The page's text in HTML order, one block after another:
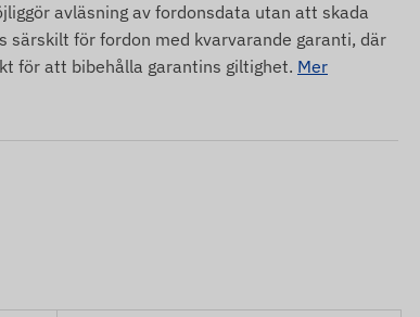
avläsning av fordonsdata utan att skada
särskilt för fordon med kvarvarande garanti, där
för att bibehålla garantins giltighet. Mer